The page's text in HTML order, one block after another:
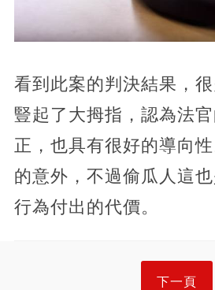
看到此案的判決結果，
豎起了大拇指，認為法
正，也具有很好的導向
的意外，不過偷瓜人這
行為付出的代價。
下一頁